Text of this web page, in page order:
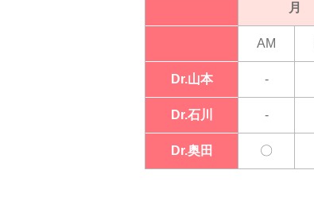
月
AM
Dr.山本 -
Dr.石川 -
Dr.奥田 〇